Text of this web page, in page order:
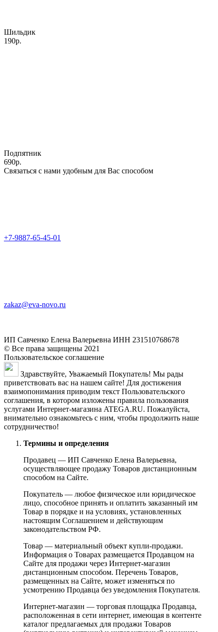
Шильдик
190р.
Подпятник
690р.
Связаться с нами удобным для Вас способом
+7-9887-65-45-01
zakaz@eva-novo.ru
ИП Савченко Елена Валерьевна ИНН 231510768678
© Все права защищены 2021
Пользовательское соглашение
Здравствуйте, Уважаемый Покупатель! Мы рады
приветствовать вас на нашем сайте! Для достижения
взаимопонимания приводим текст Пользовательского
соглашения, в котором изложены правила пользования
услугами Интернет-магазина ATEGA.RU. Пожалуйста,
внимательно ознакомьтесь с ним, чтобы продолжить наше
сотрудничество!
Термины и определения
Продавец — ИП Савченко Елена Валерьевна,
осуществляющее продажу Товаров дистанционным
способом на Сайте.
Покупатель — любое физическое или юридическое
лицо, способное принять и оплатить заказанный им
Товар в порядке и на условиях, установленных
настоящим Соглашением и действующим
законодательством РФ.
Товар — материальный объект купли-продажи.
Информация о Товарах размещается Продавцом на
Сайте для продажи через Интернет-магазин
дистанционным способом. Перечень Товаров,
размещенных на Сайте, может изменяться по
усмотрению Продавца без уведомления Покупателя.
Интернет-магазин — торговая площадка Продавца,
расположенная в сети интернет, имеющая в контенте
каталог предлагаемых для продажи Товаров